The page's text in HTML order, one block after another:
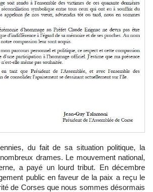
drames. Le mouvement national,
a payé un lourd tribut. En décembre
public en faveur de la paix a reçu le
de Corses que nous sommes désormais